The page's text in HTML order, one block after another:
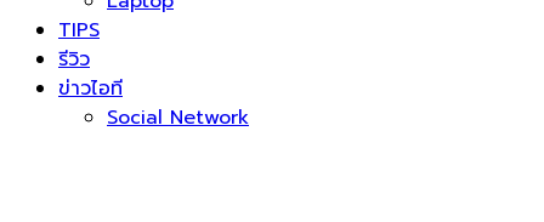
TIPS
รีวิว
ข่าวไอที
Social Network